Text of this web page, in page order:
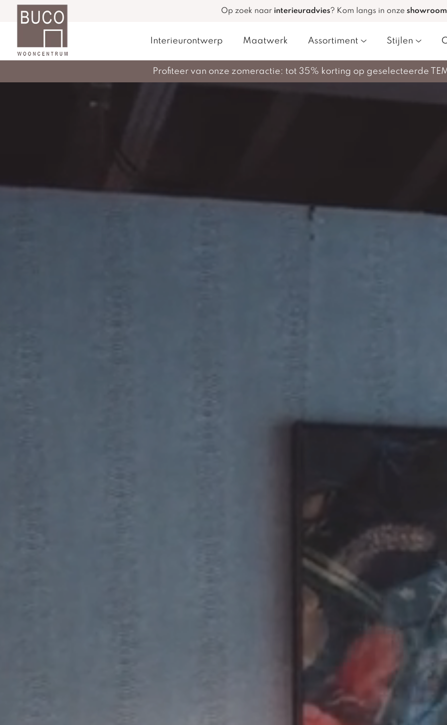
Op zoek naar interieuradvies? Kom langs in onze showroom
Interieurontwerp Maatwerk Assortiment Stijlen
Profiteer van onze zomeractie: tot 35% korting op geselecteerde